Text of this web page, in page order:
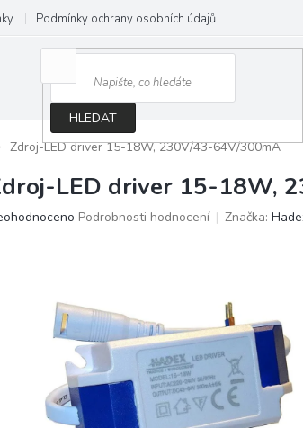
Podmínky ochrany osobních údajů
HLEDAT
Zdroj-LED driver 15-18W, 230V/43-64V/300mA
LED driver 15-18W,
Podrobnosti hodnocení Značka: